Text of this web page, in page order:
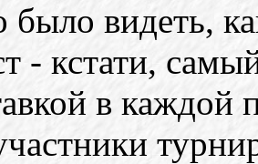
видеть,
- кстати,
в каждой